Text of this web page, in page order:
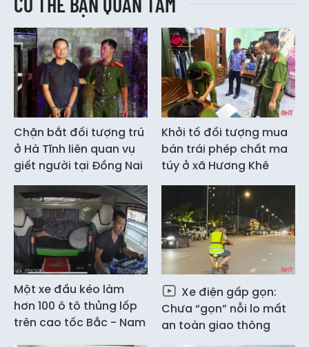
Chặn bắt đối tượng trú
ở Hà Tĩnh liên quan vụ
giết người tại Đồng Nai
Khởi tố đối tượng mua
bán trái phép chất ma
túy ở xã Hương Khê
Một xe đầu kéo làm
hơn 100 ô tô thủng lốp
trên cao tốc Bắc - Nam
Xe điện gấp gọn:
Chưa “gọn” nỗi lo mất
an toàn giao thông